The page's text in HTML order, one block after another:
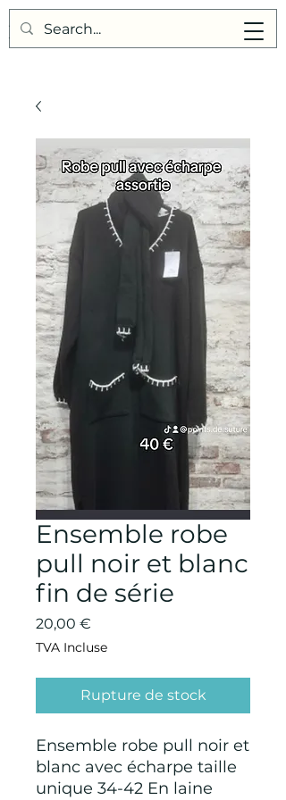
Points de Suture
Ensemble robe
pull noir et blanc
fin de série
20,00 €
TVA Incluse
Rupture de stock
Ensemble robe pull noir et
blanc avec écharpe taille
unique 34-42 En laine